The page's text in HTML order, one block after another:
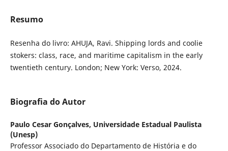
Resumo
Resenha do livro: AHUJA, Ravi. Shipping lords and coolie
stokers: class, race, and maritime capitalism in the early
twentieth century. London; New York: Verso, 2024.
Biografia do Autor
Paulo Cesar Gonçalves, Universidade Estadual Paulista
(Unesp)
Professor Associado do Departamento de História e do